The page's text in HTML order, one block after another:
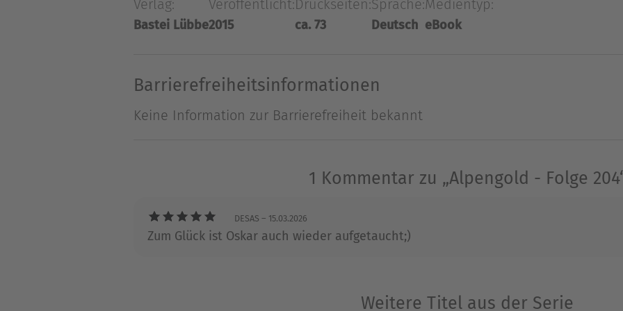
Liebenden wird unvermutet gelüftet, und von da an wendet sich Lisas Glück.
Schwiegertochter vom Hof zu vertreiben, ist Philomena jedes Mittel recht ...
Verlag:
Bastei Lübbe
Veröffentlicht:
2015
Druckseiten:
ca. 73
Sprache:
Deutsch
Medientyp:
eBook
Barrierefreiheitsinformationen
Keine Information zur Barrierefreiheit bekannt
1 Kommentar zu „Alpengold - Folge
DESAS – 15.03.2026
Zum Glück ist Oskar auch wieder aufgetaucht;)
Weitere Titel aus der Serie